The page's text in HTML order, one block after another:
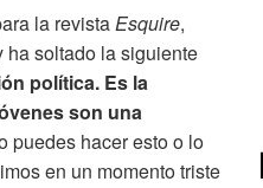
la revistaEsquire,
soltado la siguiente
política. Es la
son una
puedes hacer esto o lo
en un momento triste